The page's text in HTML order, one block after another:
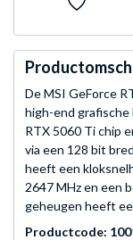
De MSI GeForce
high-end grafische
RTX 5060 Ti chip
via een 128 bit
heeft een
2647 MHz en een
geheugen heeft
Productcode: